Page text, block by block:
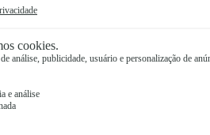
durante a navegação
durante a navegação